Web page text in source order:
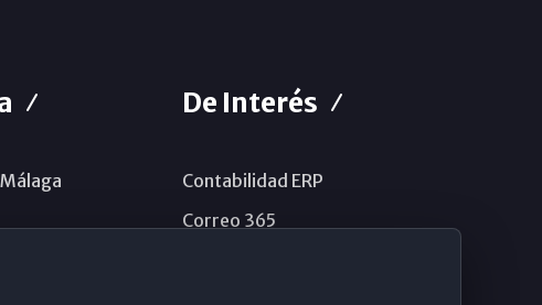
De Interés
Contabilidad ERP
Correo 365